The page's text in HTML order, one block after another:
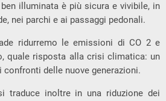
illuminata è più sicura e vivibile, in
nei parchi e ai passaggi pedonali.
ridurremo le emissioni di CO 2 e
quale risposta alla crisi climatica: un
delle nuove generazioni.
traduce inoltre in una riduzione dei